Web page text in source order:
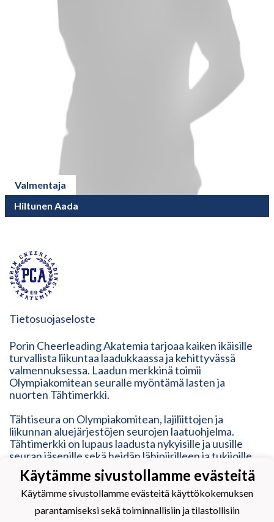
Valmentaja
Hiltunen Aada
Tietosuojaseloste
Porin Cheerleading Akatemia tarjoaa kaiken ikäisille
turvallista liikuntaa laadukkaassa ja kehittyvässä
valmennuksessa. Laadun merkkinä toimii
Olympiakomitean seuralle myöntämä lasten ja
nuorten Tähtimerkki.
Tähtiseura on Olympiakomitean, lajiliittojen ja
liikunnan aluejärjestöjen seurojen laatuohjelma.
Tähtimerkki on lupaus laadusta nykyisille ja uusille
seuran jäsenille sekä heidän lähipiirilleen ja tukijoille.
Tähtimerkki on osoitus modernista, ketterästä,
vastuullisesta ja inhimillisestä toimintatavasta. Se
vastaa erilaisten liikkujien tarpeisiin, mutta myös
kehittyy heidän mukanaan.
Käytämme sivustollamme evästeitä
Käytämme sivustollamme evästeitä käyttökokemuksen
parantamiseksi sekä toiminnallisiin ja tilastollisiin